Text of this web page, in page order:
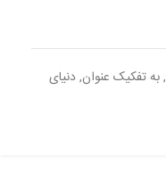
,به تفکیک عنوان,دنیای